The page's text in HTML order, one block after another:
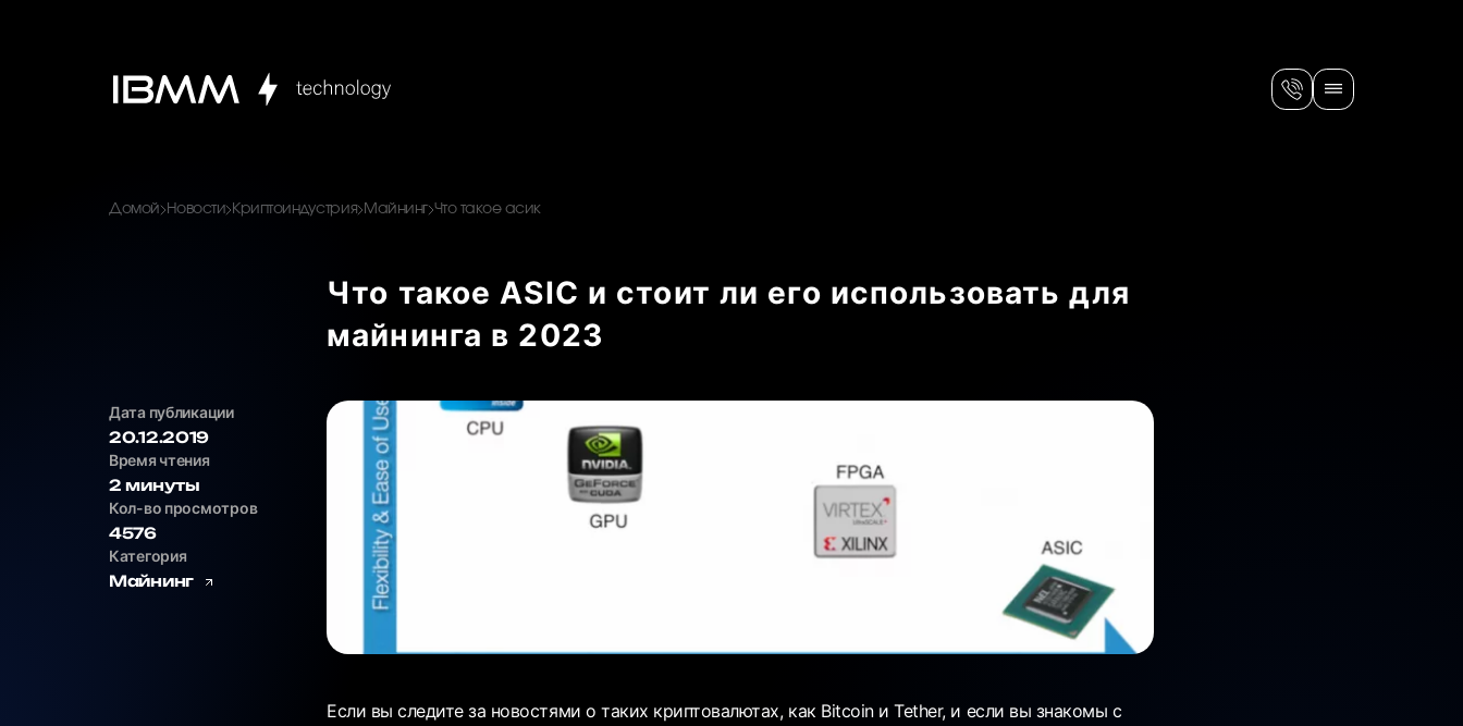
Домой Новости Криптоиндустрия Майнинг Что такое асик
Что такое ASIC и стоит ли его использовать для
майнинга в 2023
Дата публикации
20.12.2019
Время чтения
2 минуты
Кол-во просмотров
4576
Категория
Майнинг
Если вы следите за новостями о таких криптовалютах, как Bitcoin и Tether, и если вы знакомы с